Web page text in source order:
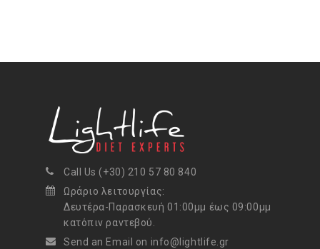
Call Us (+30) 210 57 80 840
Ωράριο λειτουργίας:
Δευτέρα-Παρασκευή 01:00μμ έως 09:00μμ
κατόπιν ραντεβού.
Send an Email on info@lightlife.gr